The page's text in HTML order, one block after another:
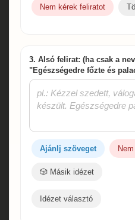
Nem kérek feliratot
3. Alsó felirat: (ha csak a
"Egészségedre főzte és
Ajánlj szöveget
🎲 Másik idézet
Idézet választó